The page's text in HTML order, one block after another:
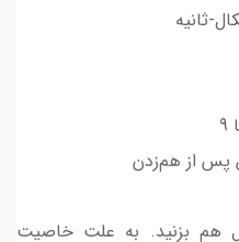
پس از هم‌زدن
هم بزنید. به علت خاصیت